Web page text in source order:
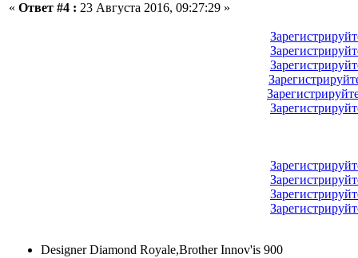
« Ответ #4 : 23 Августа 2016, 09:27:29 »
Designer Diamond Royale,Brother Innov'is 900